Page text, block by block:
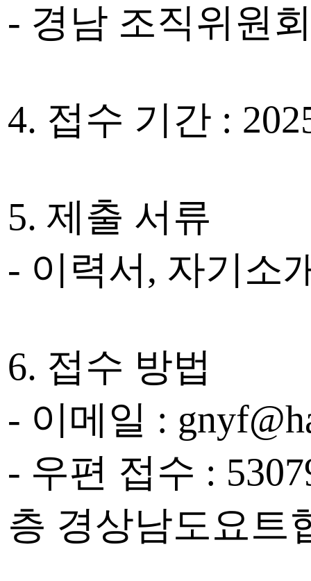
- 경남 조직위원
4. 접수 기간 :
5. 제출 서류
- 이력서, 자기소
6. 접수 방법
- 이메일 :
- 우편 접수 :
층 경상남도요트